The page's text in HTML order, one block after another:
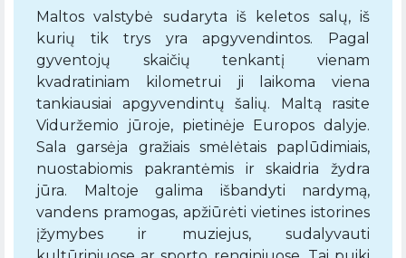
Maltos valstybė sudaryta iš keletos salų, iš
kurių tik trys yra apgyvendintos. Pagal
gyventojų skaičių tenkantį vienam
kvadratiniam kilometrui ji laikoma viena
tankiausiai apgyvendintų šalių. Maltą rasite
Viduržemio jūroje, pietinėje Europos dalyje.
Sala garsėja gražiais smėlėtais paplūdimiais,
nuostabiomis pakrantėmis ir skaidria žydra
jūra. Maltoje galima išbandyti nardymą,
vandens pramogas, apžiūrėti vietines istorines
įžymybes ir muziejus, sudalyvauti